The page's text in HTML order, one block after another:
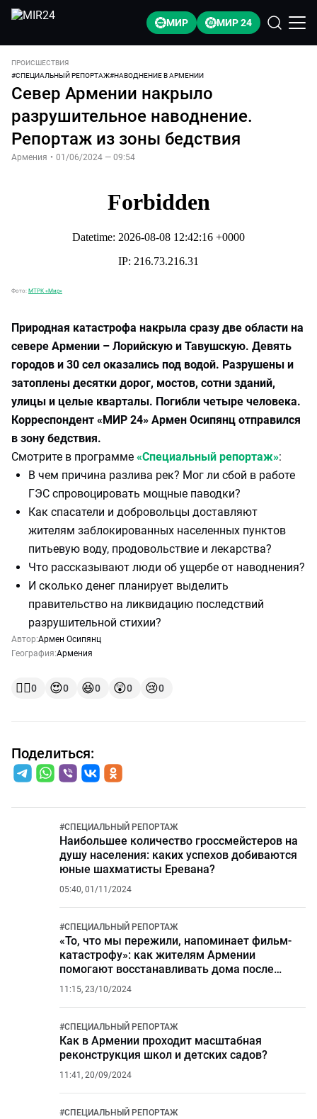
МИР МИР 24
ПРОИСШЕСТВИЯ
#СПЕЦИАЛЬНЫЙ РЕПОРТАЖ#НАВОДНЕНИЕ В АРМЕНИИ
Север Армении накрыло
разрушительное наводнение.
Репортаж из зоны бедствия
Армения • 01/06/2024 — 09:54
Фото: МТРК «Мир»
Природная катастрофа накрыла сразу две области на
севере Армении – Лорийскую и Тавушскую. Девять
городов и 30 сел оказались под водой. Разрушены и
затоплены десятки дорог, мостов, сотни зданий,
улицы и целые кварталы. Погибли четыре человека.
Корреспондент «МИР 24» Армен Осипянц отправился
в зону бедствия.
Смотрите в программе «Специальный репортаж»:
В чем причина разлива рек? Мог ли сбой в работе
ГЭС спровоцировать мощные паводки?
Как спасатели и добровольцы доставляют
жителям заблокированных населенных пунктов
питьевую воду, продовольствие и лекарства?
Что рассказывают люди об ущербе от наводнения?
И сколько денег планирует выделить
правительство на ликвидацию последствий
разрушительной стихии?
Автор:Армен Осипянц
География:Армения
👍🏻0 😍0 😆0 😲0 😢0
Поделиться:
#СПЕЦИАЛЬНЫЙ РЕПОРТАЖ
Наибольшее количество гроссмейстеров на
душу населения: каких успехов добиваются
юные шахматисты Еревана?
05:40, 01/11/2024
#СПЕЦИАЛЬНЫЙ РЕПОРТАЖ
«То, что мы пережили, напоминает фильм-
катастрофу»: как жителям Армении
помогают восстанавливать дома после
майского наводнения?
11:15, 23/10/2024
#СПЕЦИАЛЬНЫЙ РЕПОРТАЖ
Как в Армении проходит масштабная
реконструкция школ и детских садов?
11:41, 20/09/2024
#СПЕЦИАЛЬНЫЙ РЕПОРТАЖ